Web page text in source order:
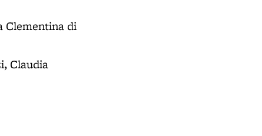
Clementina di
Claudia